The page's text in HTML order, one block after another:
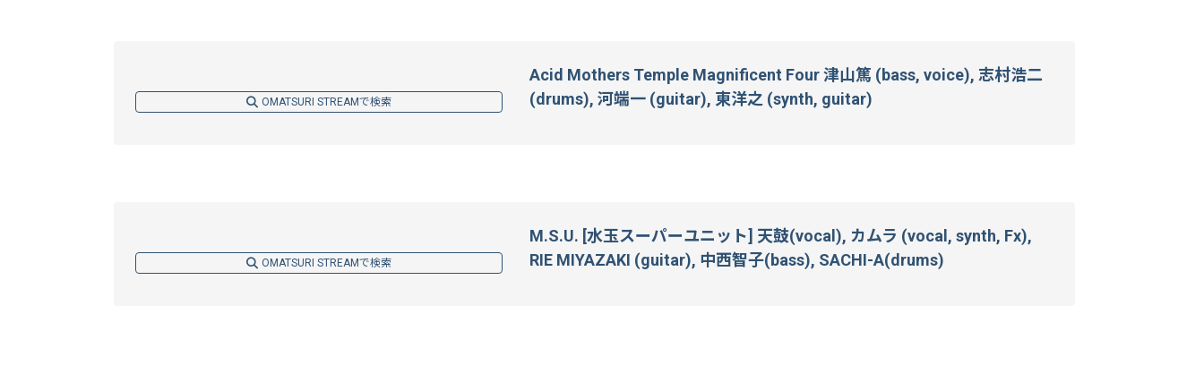
OMATSURI STREAMで検索
Acid Mothers Temple Magnificent Four 津山篤 (bass, voice), 志村浩二
(drums), 河端一 (guitar), 東洋之 (synth, guitar)
OMATSURI STREAMで検索
M.S.U. [水玉スーパーユニット] 天鼓(vocal), カムラ (vocal, synth, Fx),
RIE MIYAZAKI (guitar), 中西智子(bass), SACHI-A(drums)